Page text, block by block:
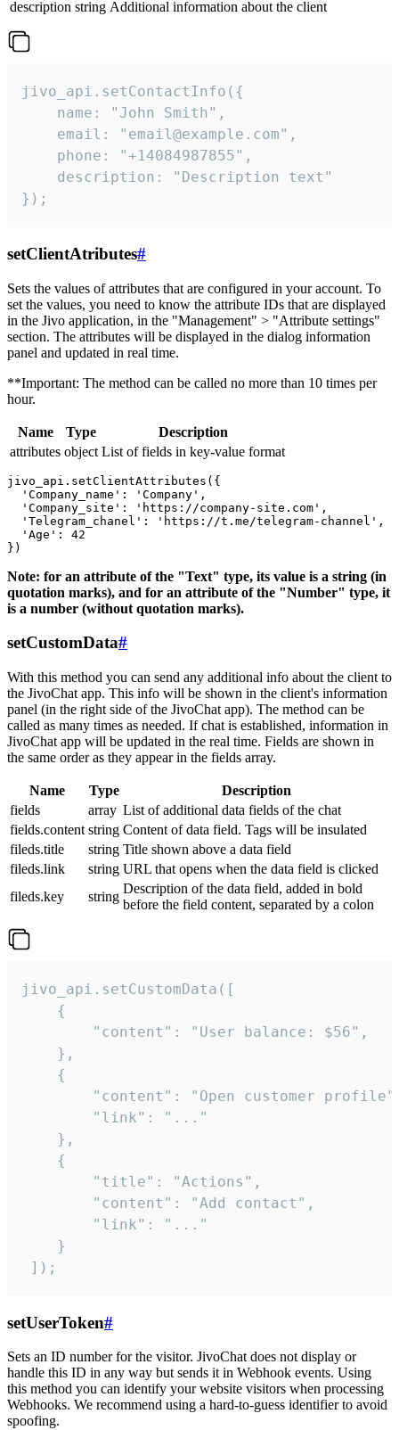
description string Additional information about the client
jivo_api.setContactInfo({
    name: "John Smith",
    email: "email@example.com",
    phone: "+14084987855",
    description: "Description text"
});
setClientAtributes#
Sets the values ​​of attributes that are configured in your account. To
set the values, you need to know the attribute IDs that are displayed
in the Jivo application, in the "Management" > "Attribute settings"
section. The attributes will be displayed in the dialog information
panel and updated in real time.
**Important: The method can be called no more than 10 times per
hour.
Name Type
Description
attributes object List of fields in key-value format
jivo_api.setClientAttributes({
  'Company_name': 'Company',
  'Company_site': 'https://company-site.com',
  'Telegram_chanel': 'https://t.me/telegram-channel',
  'Age': 42
Note: for an attribute of the "Text" type, its value is a string (in
quotation marks), and for an attribute of the "Number" type, it
is a number (without quotation marks).
setCustomData#
With this method you can send any additional info about the client to
the JivoChat app. This info will be shown in the client's information
panel (in the right side of the JivoChat app). The method can be
called as many times as needed. If chat is established, information in
JivoChat app will be updated in the real time. Fields are shown in
the same order as they appear in the fields array.
Name Type
Description
fields
array List of additional data fields of the chat
fields.content string Content of data field. Tags will be insulated
fileds.title
string Title shown above a data field
fileds.link
string URL that opens when the data field is clicked
fileds.key
string
Description of the data field, added in bold
before the field content, separated by a colon
jivo_api.setCustomData([
    {
        "content": "User balance: $56",
    },
    {
"content": "Open customer
        "link": "..."
    },
    {
        "title": "Actions",
        "content": "Add contact",
        "link": "..."
    }
]);
setUserToken#
Sets an ID number for the visitor. JivoChat does not display or
handle this ID in any way but sends it in Webhook events. Using
this method you can identify your website visitors when processing
Webhooks. We recommend using a hard-to-guess identifier to avoid
spoofing.